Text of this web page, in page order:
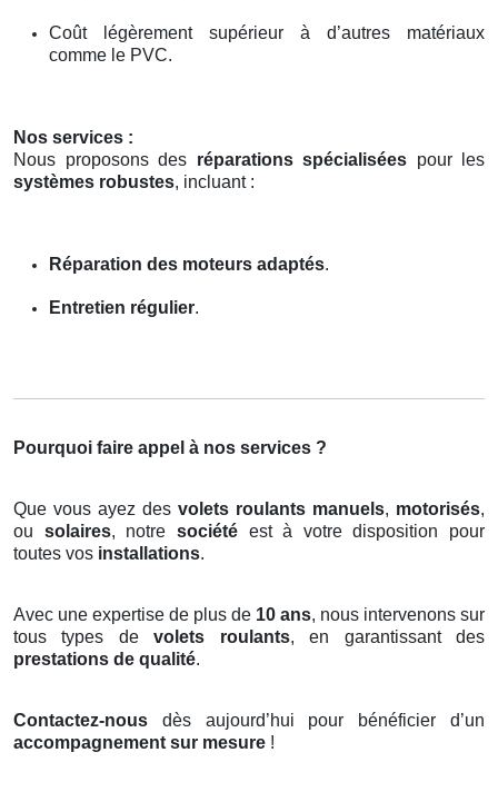
Coût légèrement supérieur à d’autres matériaux
comme le PVC.
Nos services :
Nous proposons des réparations spécialisées pour les
systèmes robustes, incluant :
Réparation des moteurs adaptés.
Entretien régulier.
Pourquoi faire appel à nos services ?
Que vous ayez des volets roulants manuels, motorisés,
ou solaires, notre sociétéest à votre disposition pour
toutes vos installations.
Avec une expertise de plus de 10 ans, nous intervenons sur
tous types devolets roulants, en garantissant des
prestations de qualité.
Contactez-nous dès aujourd’hui pour bénéficier d’un
accompagnement sur mesure !